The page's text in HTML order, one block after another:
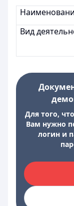
Вид
Для того,
Вам нужно
логин и